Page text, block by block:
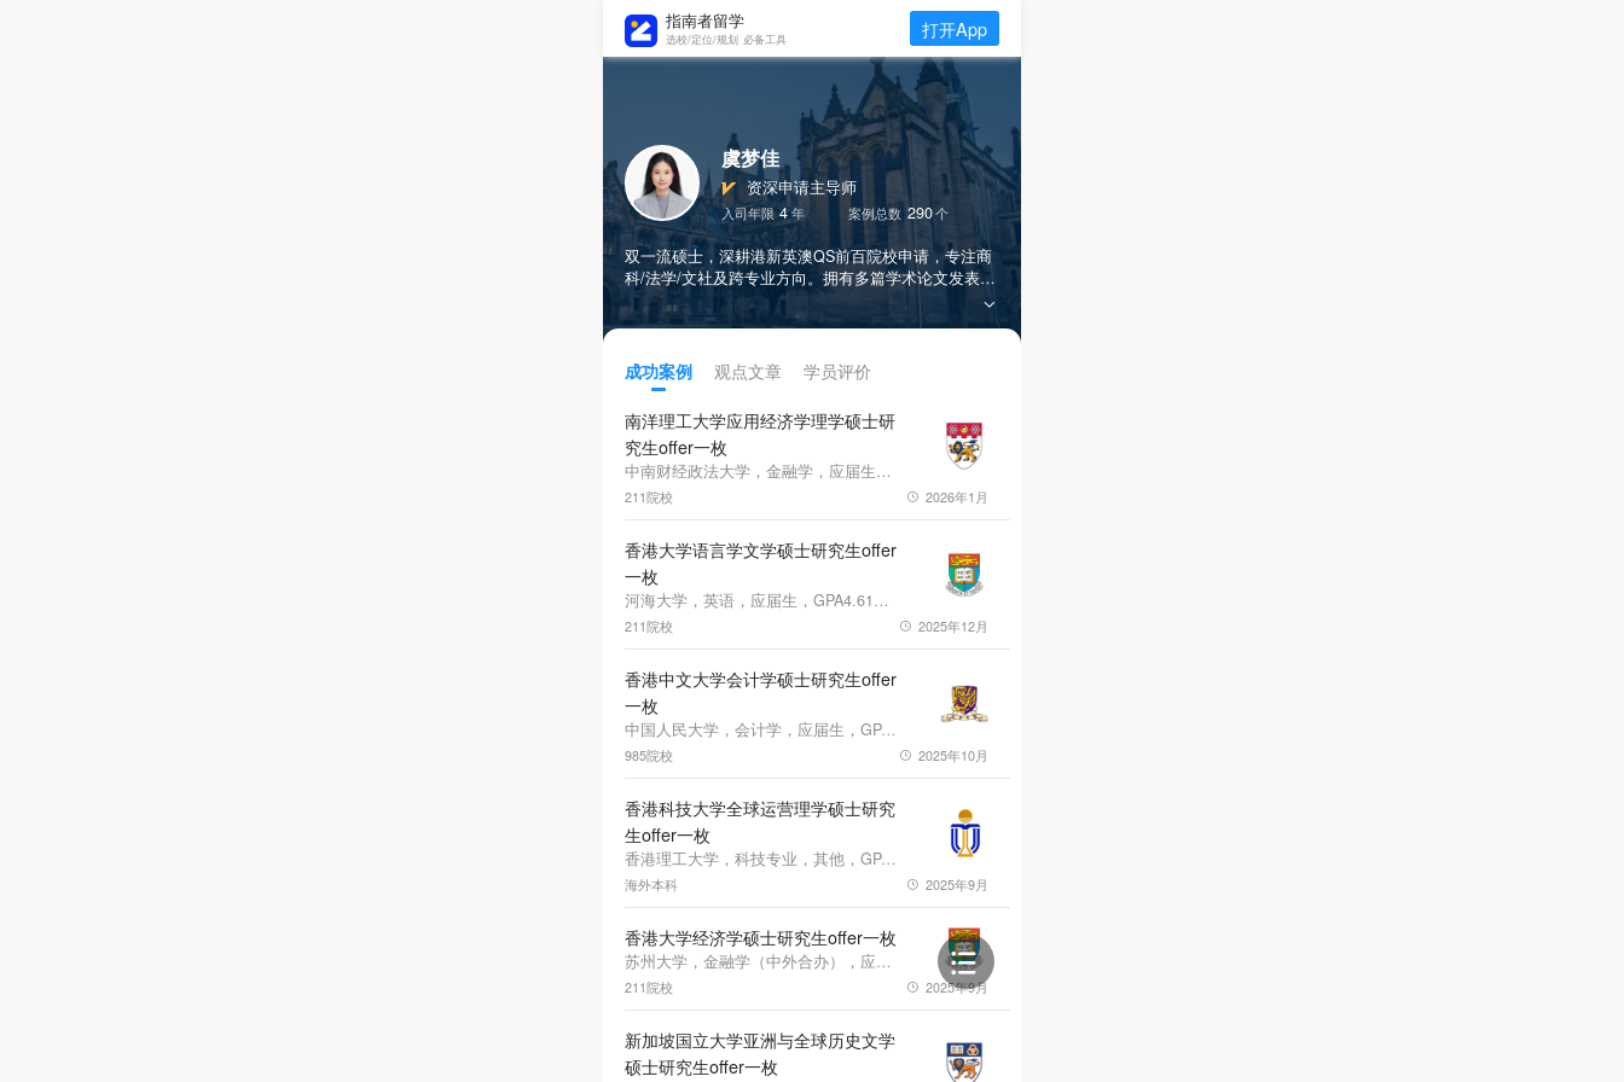
指南者留学
选校/定位/规划 必备工具 打开App
虞梦佳
资深申请主导师
入司年限 4年 案例总数 290个
双一流硕士，深耕港新英澳QS前百院校申请，专注商
科/法学/文社及跨专业方向。拥有多篇学术论文发表背
景，擅长精准挖掘申请者亮点，为跨申学生提供高匹
配度的专业指导。沟通细致耐心，全程跟进、高度负
成功案例 观点文章
学员评价
南洋理工大学应用经济学理学硕士研
究生offer一枚
中南财经政法大学，金融学，应届生，GPA3.52，雅思6.5
211院校 2026年1月
香港大学语言学文学硕士研究生offer
一枚
河海大学，英语，应届生，GPA4.61，雅思7.0、专四87.0
211院校 2025年12月
香港中文大学会计学硕士研究生offer
一枚
中国人民大学，会计学，应届生，GPA3.31，托福93.0，GRE324.0
985院校 2025年10月
香港科技大学全球运营理学硕士研究
生offer一枚
香港理工大学，科技专业，其他，GPA3.27，雅思7.5
海外本科 2025年9月
香港大学经济学硕士研究生offer一枚
苏州大学，金融学（中外合办），应届生，GPA3.8，雅思7.0，GRE329.0
211院校 2025年9月
新加坡国立大学亚洲与全球历史文学
硕士研究生offer一枚